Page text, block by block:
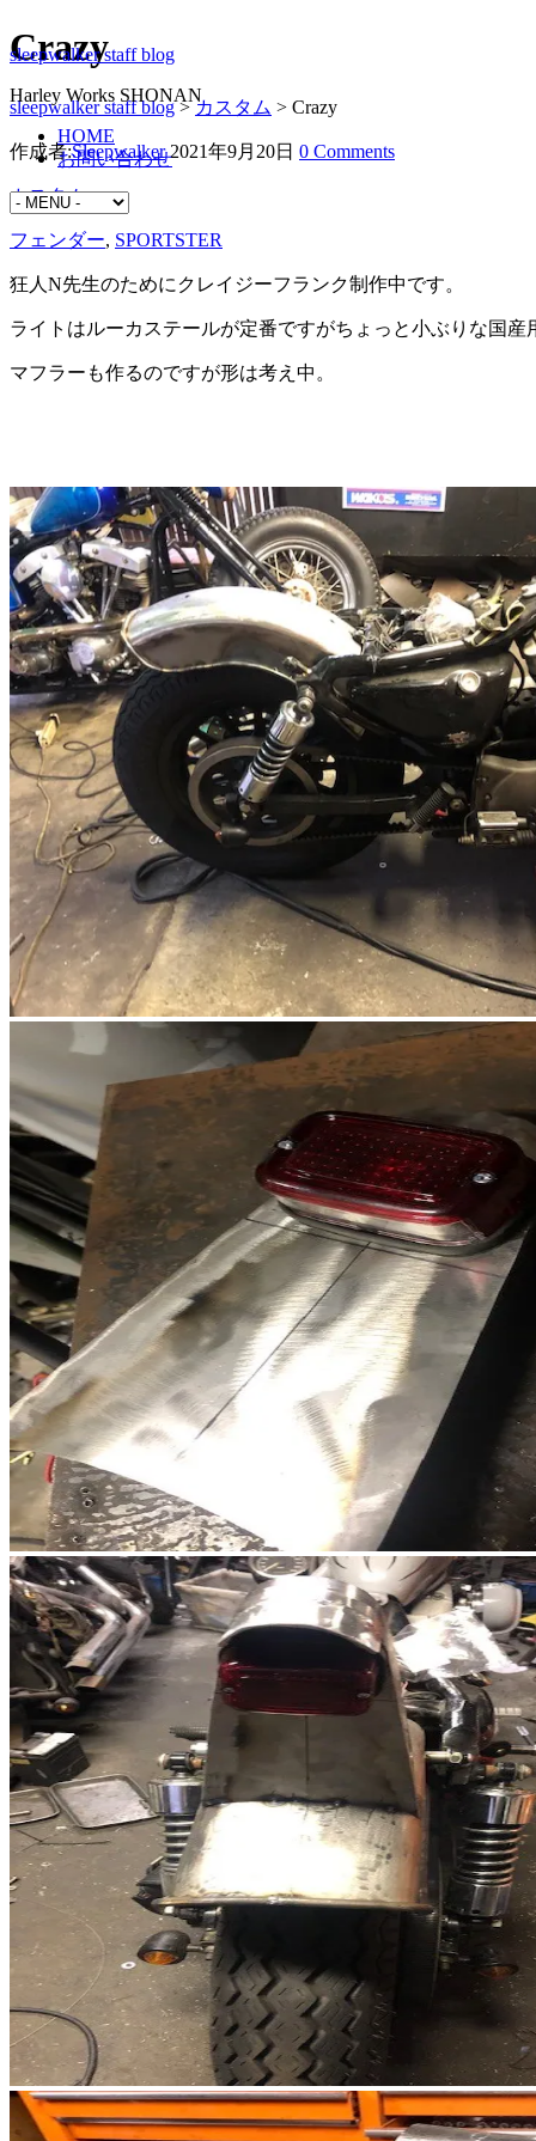
sleepwalker staff blog
Harley Works SHONAN
HOME
お問い合わせ
Crazy
sleepwalker staff blog> カスタム > Crazy
作成者:Sleepwalker 2021年9月20日 0 Comments
カスタム
フェンダー, SPORTSTER
狂人N先生のためにクレイジーフランク制作中です。
ライトはルーカステールが定番ですがちょっと小ぶりな国産
マフラーも作るのですが形は考え中。